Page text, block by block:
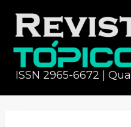
ISSN 2965-6672 |